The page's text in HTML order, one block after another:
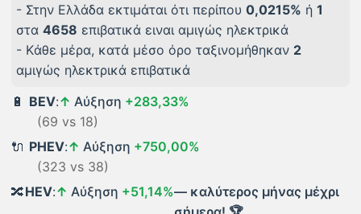
- Στην Ελλάδα εκτιμάται ότι περίπου 0,0215% ή 1
στα 4658 επιβατικά ειναι αμιγώς ηλεκτρικά
- Kάθε μέρα, κατά μέσο όρο ταξινομήθηκαν 2
αμιγώς ηλεκτρικά επιβατικά
🔋 BEV:↑ Αύξηση +283,33%
(69 vs 18)
🔌 PHEV:↑ Αύξηση +750,00%
(323 vs 38)
🔀HEV:↑ Αύξηση +51,14%— καλύτερος μήνας μέχρι